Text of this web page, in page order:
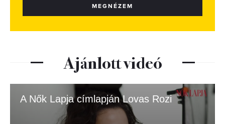
MEGNÉZEM
Ajánlott videó
A Nők Lapja címlapján Lovas Rozi